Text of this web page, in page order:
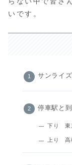
いです。
サンライ
停車駅と
下り 東
上り 高